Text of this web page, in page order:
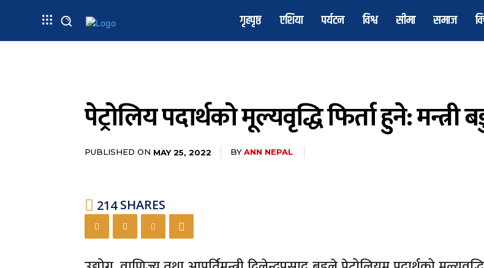
गृहपृष्ठ एशिया पर्यटन विश्व सीमा समाज
पेट्रोलिय पदार्थको मूल्यवृद्धि फिर्ता हुने: मन्त्री
PUBLISHED ON MAY 25, 2022 BYANN NEPAL
214 SHARES